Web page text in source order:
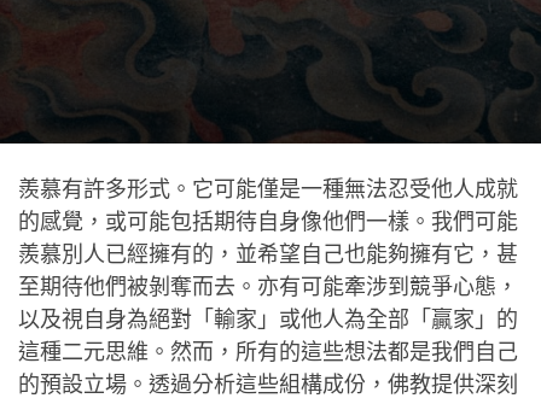
羨慕有許多形式。它可能僅是一種無法忍受他人成就
的感覺，或可能包括期待自身像他們一樣。我們可能
羨慕別人已經擁有的，並希望自己也能夠擁有它，甚
至期待他們被剝奪而去。亦有可能牽涉到競爭心態，
以及視自身為絕對「輸家」或他人為全部「贏家」的
這種二元思維。然而，所有的這些想法都是我們自己
的預設立場。透過分析這些組構成份，佛教提供深刻